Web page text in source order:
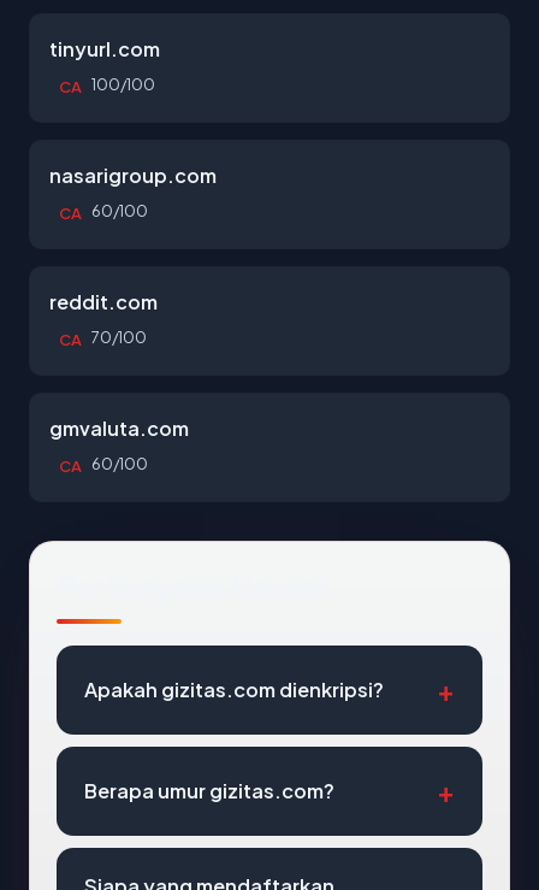
tinyurl.com
CA 100/100
nasarigroup.com
CA 60/100
reddit.com
CA 70/100
gmvaluta.com
CA 60/100
Apakah gizitas.com dienkripsi?
Berapa umur gizitas.com?